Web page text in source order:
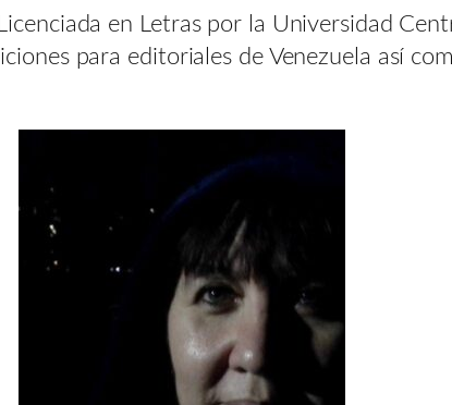
en Letras por la Universidad
para editoriales de Venezuela así